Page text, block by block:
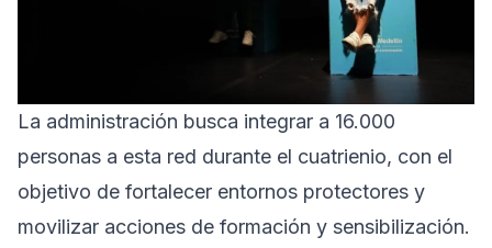
La administración busca integrar a 16.000
personas a esta red durante el cuatrienio, con el
objetivo de fortalecer entornos protectores y
movilizar acciones de formación y sensibilización.